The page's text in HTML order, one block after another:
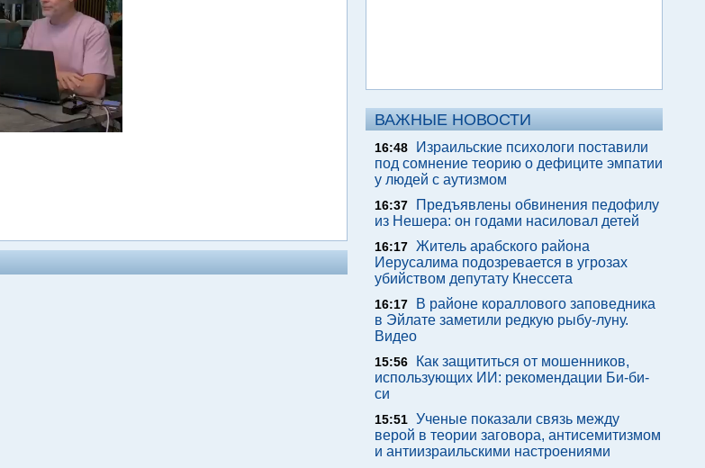
ВАЖНЫЕ НОВОСТИ
16:48
Израильские психологи поставили
под сомнение теорию о дефиците эмпатии
у людей с аутизмом
16:37
Предъявлены обвинения педофилу
из Нешера: он годами насиловал детей
16:17 Житель арабского района
Иерусалима подозревается в угрозах
убийством депутату Кнессета
16:17
В районе кораллового заповедника
в Эйлате заметили редкую рыбу-луну.
Видео
15:56
Как защититься от мошенников,
использующих ИИ: рекомендации Би-би-
си
15:51 Ученые показали связь между
верой в теории заговора, антисемитизмом
и антиизраильскими настроениями